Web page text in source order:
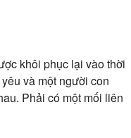
khôi phục lại vào thời
và một người con
Phải có một mối liên